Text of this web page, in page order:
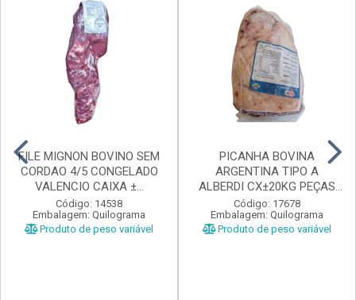
FILE MIGNON BOVINO SEM
CORDAO 4/5 CONGELADO
VALENCIO CAIXA ±...
Código: 14538
Embalagem: Quilograma
Produto de peso variável
PICANHA BOVINA
ARGENTINA TIPO A
ALBERDI CX±20KG PEÇAS
±1,3 A...
Código: 17678
Embalagem: Quilograma
Produto de peso variável